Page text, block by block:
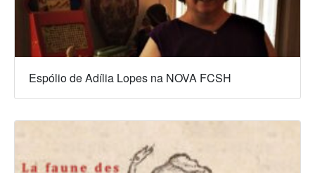
Espólio de Adília Lopes na NOVA FCSH